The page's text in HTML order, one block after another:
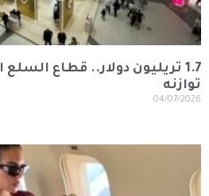
1.7 تريليون دولار.. قطاع
توازنه
04/07/2026